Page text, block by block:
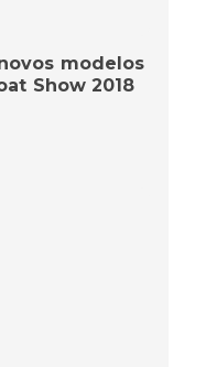
modelos
Show 2018